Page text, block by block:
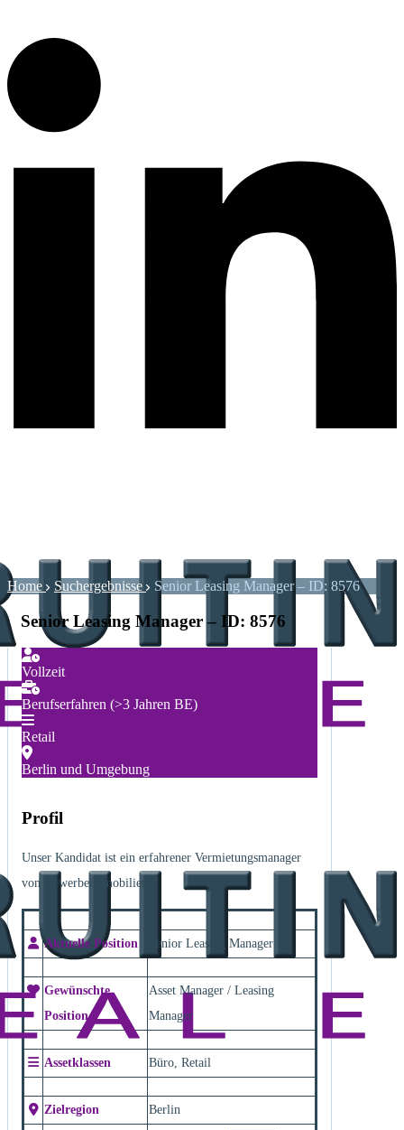
Home Suchergebnisse Senior Leasing Manager – ID: 8576
Senior Leasing Manager – ID: 8576
Vollzeit
Berufserfahren (>3 Jahren BE)
Retail
Berlin und Umgebung
Profil
Unser Kandidat ist ein erfahrener Vermietungsmanager
von Gewerbeimmobilien.
Aktuelle Position Senior Leasing Manager
Gewünschte
Position
Asset Manager / Leasing
Manager
Assetklassen Büro, Retail
Zielregion Berlin